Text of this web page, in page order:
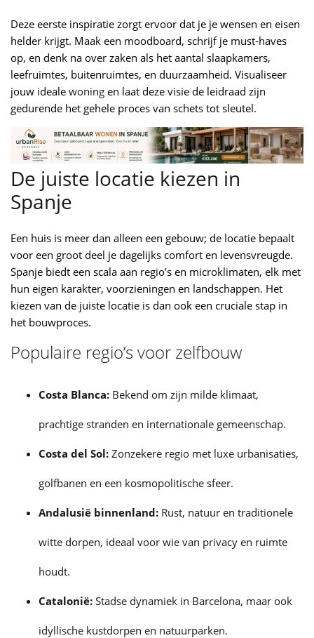
Deze eerste inspiratie zorgt ervoor dat je je wensen en eisen
helder krijgt. Maak een moodboard, schrijf je must-haves
op, en denk na over zaken als het aantal slaapkamers,
leefruimtes, buitenruimtes, en duurzaamheid. Visualiseer
jouw ideale woning en laat deze visie de leidraad zijn
gedurende het gehele proces van schets tot sleutel.
De juiste locatie kiezen in
Spanje
Een huis is meer dan alleen een gebouw; de locatie bepaalt
voor een groot deel je dagelijks comfort en levensvreugde.
Spanje biedt een scala aan regio’s en microklimaten, elk met
hun eigen karakter, voorzieningen en landschappen. Het
kiezen van de juiste locatie is dan ook een cruciale stap in
het bouwproces.
Populaire regio’s voor zelfbouw
Costa Blanca: Bekend om zijn milde klimaat,
prachtige stranden en internationale gemeenschap.
Costa del Sol: Zonzekere regio met luxe urbanisaties,
golfbanen en een kosmopolitische sfeer.
Andalusië binnenland: Rust, natuur en traditionele
witte dorpen, ideaal voor wie van privacy en ruimte
houdt.
Catalonië: Stadse dynamiek in Barcelona, maar ook
idyllische kustdorpen en natuurparken.